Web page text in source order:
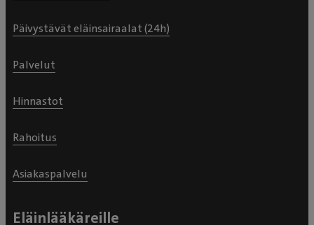
Päivystävät eläinsairaalat (24h)
Palvelut
Hinnastot
Rahoitus
Asiakaspalvelu
Eläinlääkäreille